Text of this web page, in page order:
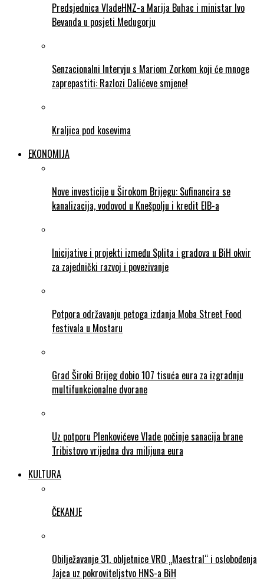
Predsjednica VladeHNZ-a Marija Buhac i ministar Ivo
Bevanda u posjeti Medugorju
Senzacionalni Intervju s Mariom Zorkom koji će mnoge
zaprepastiti: Razlozi Dalićeve smjene!
Kraljica pod kosevima
EKONOMIJA
Nove investicije u Širokom Brijegu: Sufinancira se
kanalizacija, vodovod u Knešpolju i kredit EIB-a
Inicijative i projekti između Splita i gradova u BiH okvir
za zajednički razvoj i povezivanje
Potpora održavanju petoga izdanja Moba Street Food
festivala u Mostaru
Grad Široki Brijeg dobio 107 tisuća eura za izgradnju
multifunkcionalne dvorane
Uz potporu Plenkovićeve Vlade počinje sanacija brane
Tribistovo vrijedna dva milijuna eura
KULTURA
ČEKANJE
Obilježavanje 31. obljetnice VRO „Maestral“ i oslobođenja
Jajca uz pokroviteljstvo HNS-a BiH